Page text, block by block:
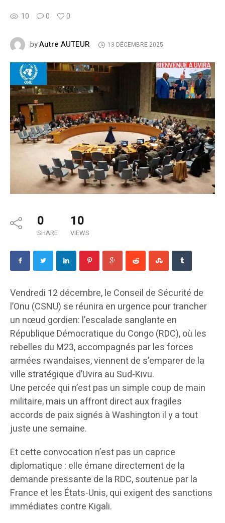
10 0 0
byAutre AUTEUR 13 DÉCEMBRE 2025
0
SHARE
10
VIEWS
Vendredi 12 décembre, le Conseil de Sécurité de
l’Onu (CSNU) se réunira en urgence pour trancher
un nœud gordien: l’escalade sanglante en
République Démocratique du Congo (RDC), où les
rebelles du M23, accompagnés par les forces
armées rwandaises, viennent de s’emparer de la
ville stratégique d’Uvira au Sud-Kivu.
Une percée qui n’est pas un simple coup de main
militaire, mais un affront direct aux fragiles
accords de paix signés à Washington il y a tout
juste une semaine.
Et cette convocation n’est pas un caprice
diplomatique : elle émane directement de la
demande pressante de la RDC, soutenue par la
France et les États-Unis, qui exigent des sanctions
immédiates contre Kigali.